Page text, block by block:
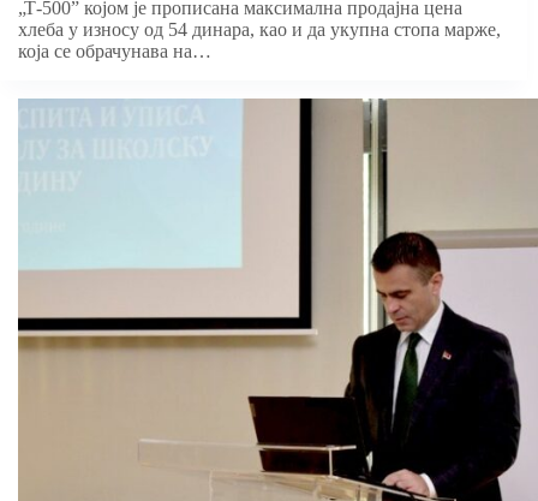
„Т-500” којом је прописана максимална продајна цена
хлеба у износу од 54 динара, као и да укупна стопа марже,
која се обрачунава на…